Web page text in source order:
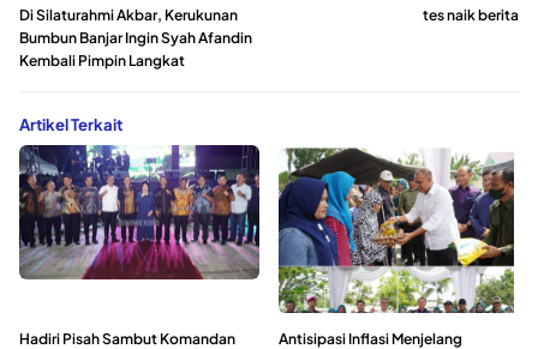
Di Silaturahmi Akbar, Kerukunan
Bumbun Banjar Ingin Syah Afandin
Kembali Pimpin Langkat
tes naik berita
Artikel Terkait
Hadiri Pisah Sambut Komandan
Antisipasi Inflasi Menjelang